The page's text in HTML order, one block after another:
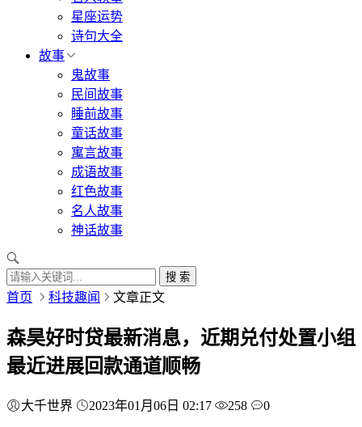
星座运势
诗句大全
故事
鬼故事
民间故事
睡前故事
童话故事
寓言故事
成语故事
红色故事
名人故事
神话故事
搜 索
首页 科技趣闻 文章正文
森昊好时贷最新消息，近期兑付处置小组
最近进展回款通道顺畅
大千世界 2023年01月06日 02:17 258 0